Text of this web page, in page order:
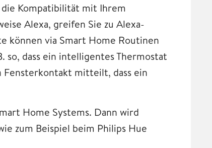
Kompatibilität mit Ihrem
Alexa, greifen Sie zu Alexa-
können via Smart Home Routinen
dass ein intelligentes Thermostat
mitteilt, dass ein
Home Systems. Dann wird
zum Beispiel beim Philips Hue